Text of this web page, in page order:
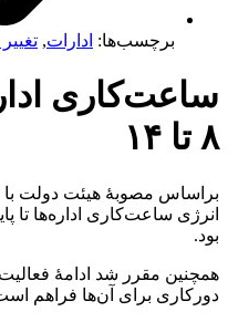
برچسب‌ها:ادارات تغییر
مصوبۀ هیئت دولت با
مقرر شد ادامۀ فعالیت
برای آن‌ها فراهم‌ است‌،